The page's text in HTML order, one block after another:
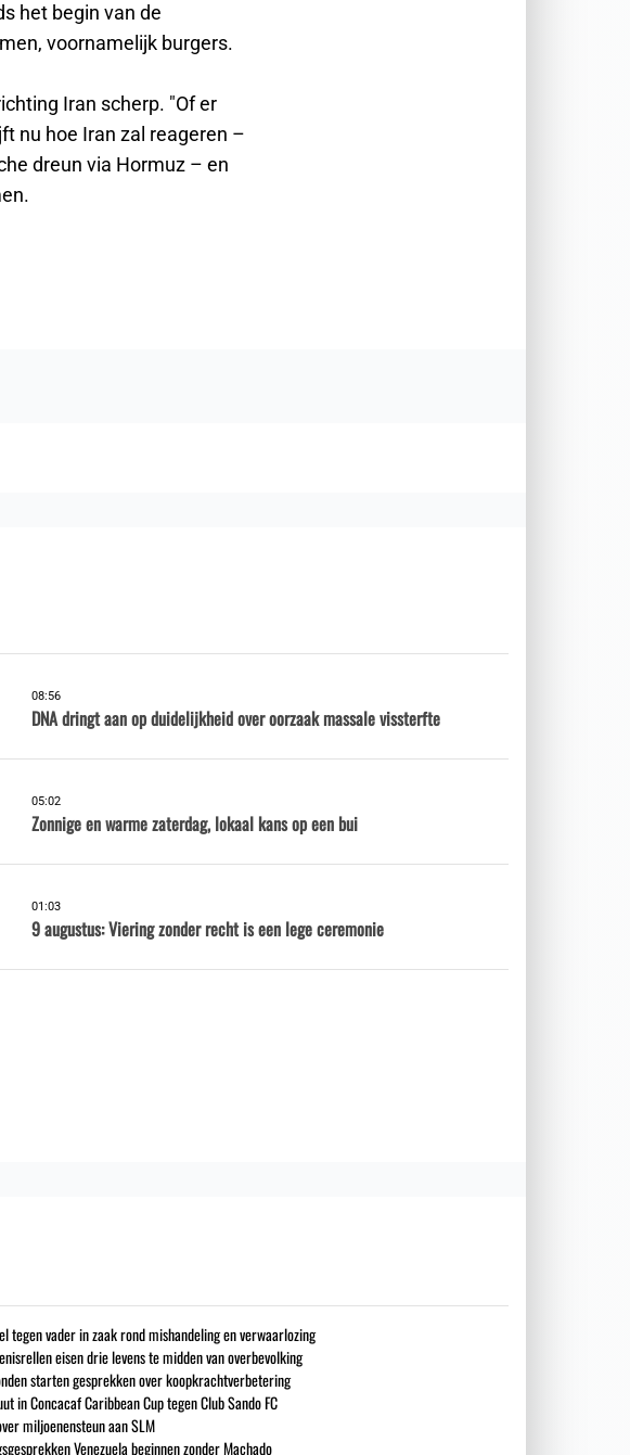
het begin van de
voornamelijk burgers.
Iran scherp. "Of er
nu hoe Iran zal reageren –
dreun via Hormuz – en
08:56
DNA dringt aan op duidelijkheid over oorzaak massale vissterfte
05:02
Zonnige en warme zaterdag, lokaal kans op een bui
01:03
9 augustus: Viering zonder recht is een lege ceremonie
tegen vader in zaak rond mishandeling en verwaarlozing
eisen drie levens te midden van overbevolking
starten gesprekken over koopkrachtverbetering
in Concacaf Caribbean Cup tegen Club Sando FC
miljoenensteun aan SLM
Venezuela beginnen zonder Machado